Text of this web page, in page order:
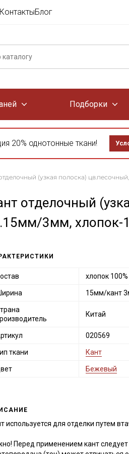
КонтактыБлог
Подборки
20% однотонные ткани!
(узкая полоска)
отделочный
3мм, хлопок-
хлопок 100%
15мм/кант
Китай
020569
ткани Кант
Бежевый
используется для отделки путем
Перед применением кант